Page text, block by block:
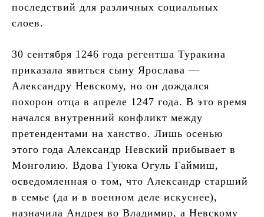
последствий для различных социальных
слоев.
30 сентября 1246 года регентша Туракина
приказала явиться сыну Ярослава —
Александру Невскому, но он дождался
похорон отца в апреле 1247 года. В это время
начался внутренний конфликт между
претендентами на ханство. Лишь осенью
этого года Александр Невский прибывает в
Монголию. Вдова Гуюка Огуль Гаймиш,
осведомленная о том, что Александр старший
в семье (да и в военном деле искуснее),
назначила Андрея во Владимир, а Невскому